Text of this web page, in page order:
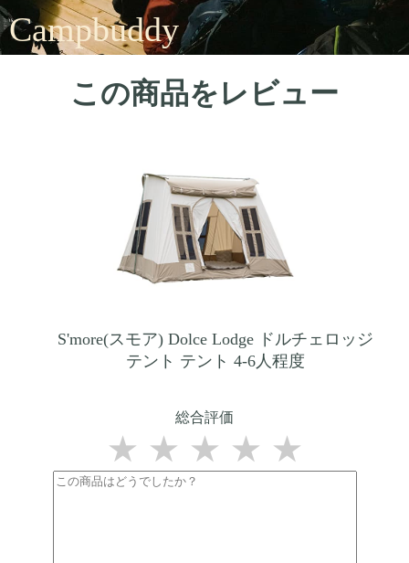
Campbuddy
この商品をレビュー
S'more(スモア) Dolce Lodge ドルチェロッジ
テント テント 4-6人程度
総合評価
★
★
★
★
★